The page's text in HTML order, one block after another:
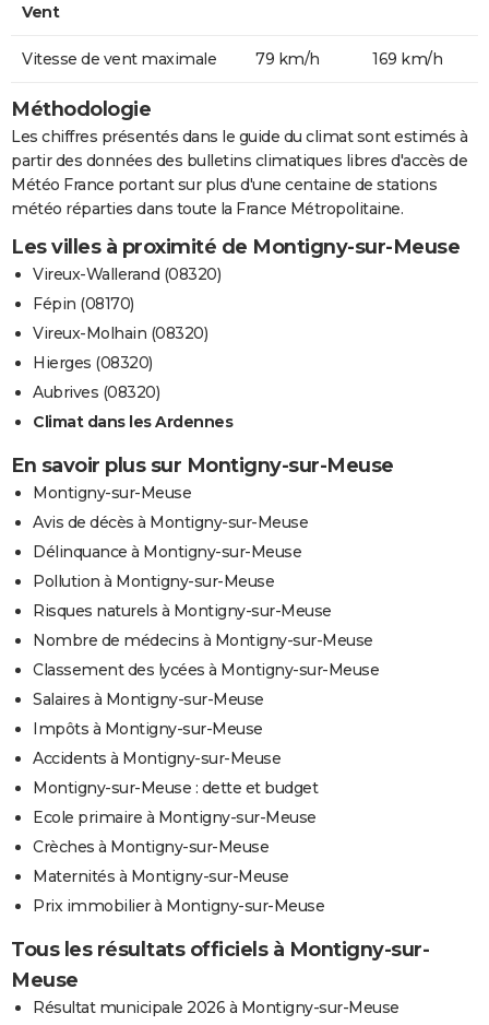
Vent
Vitesse de vent maximale 79 km/h 169 km/h
Méthodologie
Les chiffres présentés dans le guide du climat sont estimés à
partir des données des bulletins climatiques libres d'accès de
Météo France portant sur plus d'une centaine de stations
météo réparties dans toute la France Métropolitaine.
Les villes à proximité de Montigny-sur-Meuse
Vireux-Wallerand (08320)
Fépin (08170)
Vireux-Molhain (08320)
Hierges (08320)
Aubrives (08320)
Climat dans les Ardennes
En savoir plus sur Montigny-sur-Meuse
Montigny-sur-Meuse
Avis de décès à Montigny-sur-Meuse
Délinquance à Montigny-sur-Meuse
Pollution à Montigny-sur-Meuse
Risques naturels à Montigny-sur-Meuse
Nombre de médecins à Montigny-sur-Meuse
Classement des lycées à Montigny-sur-Meuse
Salaires à Montigny-sur-Meuse
Impôts à Montigny-sur-Meuse
Accidents à Montigny-sur-Meuse
Montigny-sur-Meuse : dette et budget
Ecole primaire à Montigny-sur-Meuse
Crèches à Montigny-sur-Meuse
Maternités à Montigny-sur-Meuse
Prix immobilier à Montigny-sur-Meuse
Tous les résultats officiels à Montigny-sur-
Meuse
Résultat municipale 2026 à Montigny-sur-Meuse